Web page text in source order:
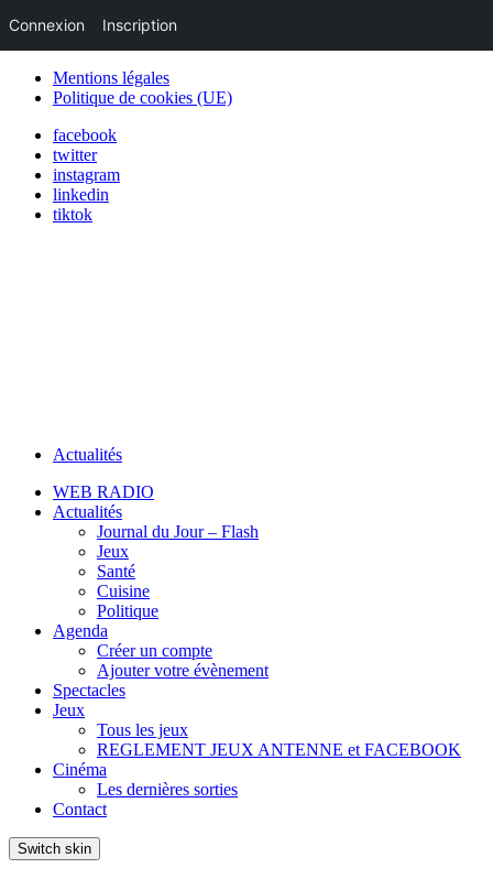
Mentions légales
Politique de cookies (UE)
facebook
twitter
instagram
linkedin
tiktok
Actualités
WEB RADIO
Actualités
Journal du Jour – Flash
Jeux
Santé
Cuisine
Politique
Agenda
Créer un compte
Ajouter votre évènement
Spectacles
Jeux
Tous les jeux
REGLEMENT JEUX ANTENNE et FACEBOOK
Cinéma
Les dernières sorties
Contact
Switch skin
Connexion Inscription